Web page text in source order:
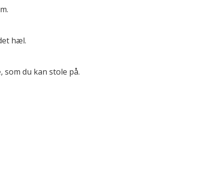
hæl.
du kan stole på.